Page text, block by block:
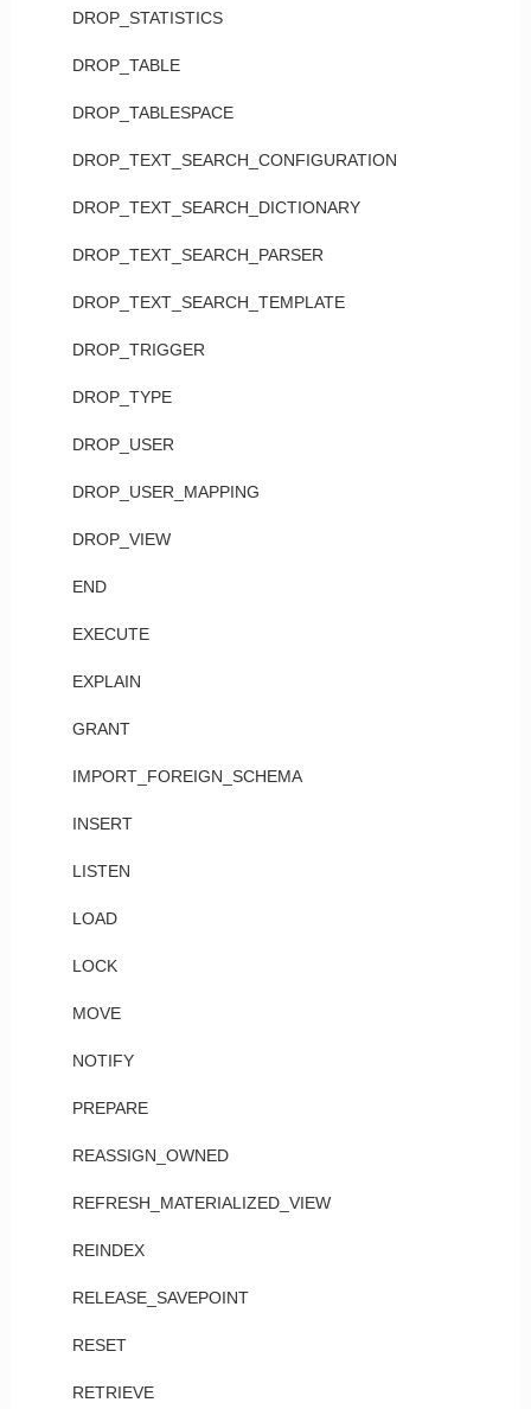
DROP_STATISTICS
DROP_TABLE
DROP_TABLESPACE
DROP_TEXT_SEARCH_CONFIGURATION
DROP_TEXT_SEARCH_DICTIONARY
DROP_TEXT_SEARCH_PARSER
DROP_TEXT_SEARCH_TEMPLATE
DROP_TRIGGER
DROP_TYPE
DROP_USER
DROP_USER_MAPPING
DROP_VIEW
END
EXECUTE
EXPLAIN
GRANT
IMPORT_FOREIGN_SCHEMA
INSERT
LISTEN
LOAD
LOCK
MOVE
NOTIFY
PREPARE
REASSIGN_OWNED
REFRESH_MATERIALIZED_VIEW
REINDEX
RELEASE_SAVEPOINT
RESET
RETRIEVE